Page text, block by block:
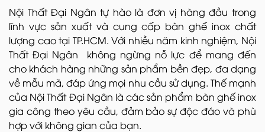
Nội Thất Đại Ngân tự hào là đơn vị hàng đầu trong
lĩnh vực sản xuất và cung cấp bàn ghế inox chất
lượng cao tại TP.HCM. Với nhiều năm kinh nghiệm, Nội
Thất Đại Ngân không ngừng nỗ lực để mang đến
cho khách hàng những sản phẩm bền đẹp, đa dạng
về mẫu mã, đáp ứng mọi nhu cầu sử dụng. Thế mạnh
của Nội Thất Đại Ngân là các sản phẩm bàn ghế inox
gia công theo yêu cầu, đảm bảo sự độc đáo và phù
hợp với không gian của bạn.